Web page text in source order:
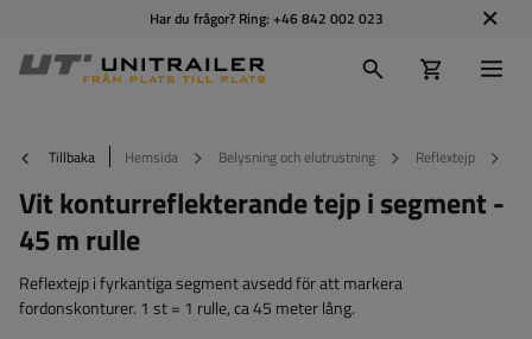
Har du frågor? Ring: +46 842 002 023
Tillbaka Hemsida Belysning och elutrustning Reflextejp
Vit konturreflekterande tejp i segment -
45 m rulle
Reflextejp i fyrkantiga segment avsedd för att markera
fordonskonturer. 1 st = 1 rulle, ca 45 meter lång.